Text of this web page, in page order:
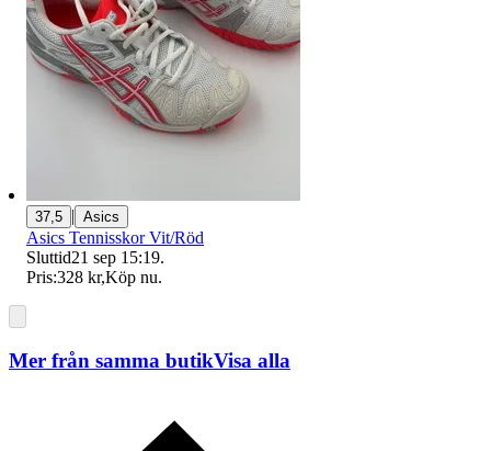
37,5 | Asics
Asics Tennisskor Vit/Röd
Sluttid21 sep 15:19.
Pris:328 kr,Köp nu.
Mer från samma butikVisa alla